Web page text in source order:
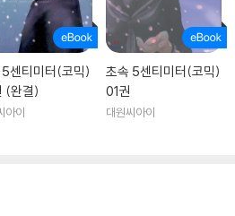
었는데 이는 신카이 마코토 감독이 캐릭터
를 섭외해 완성도를 더했기 때문이다. 신
거듭했고, 이를 해결하는 방안으로 전문
욱 스토리에 집중하는 제작 방향을 선택한
센티미터(코믹)
(완결)
아이
초속 5센티미터(코믹)
01권
대원씨아이